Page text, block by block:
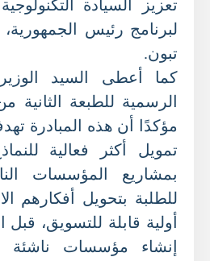
تعزيز السيادة
لبرنامج رئيس الجمهورية،
تبون.
كما أعطى السيد الوزير
الرسمية للطبعة الثانية
مؤكدًا أن هذه المبادرة
تمويل أكثر فعالية
بمشاريع المؤسسات
للطلبة بتحويل أفكارهم
أولية قابلة للتسويق، قبل
إنشاء مؤسسات ناشئة